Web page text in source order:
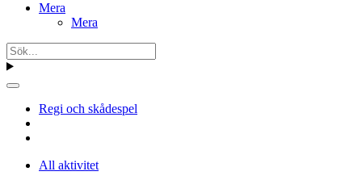
Mera
Mera
Regi och skådespel
All aktivitet